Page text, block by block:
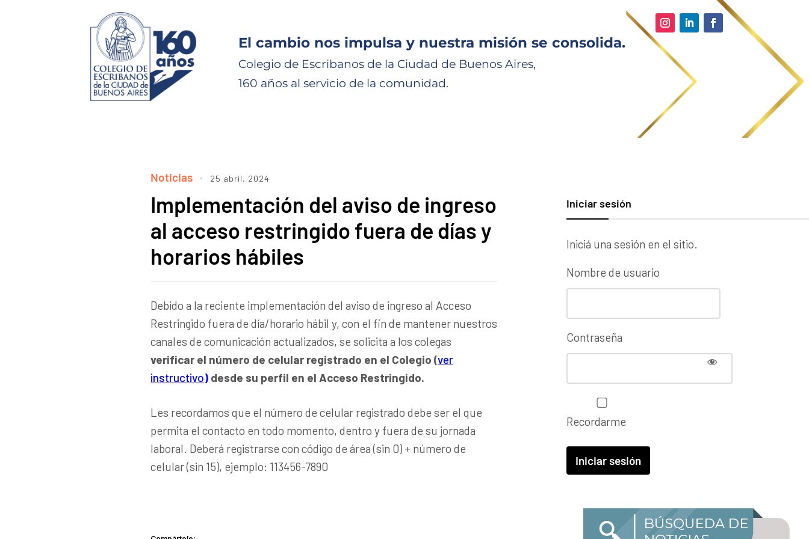
El cambio nos impulsa y nuestra misión se consolida.
Colegio de Escribanos de la Ciudad de Buenos Aires,
160 años al servicio de la comunidad.
Noticias 25 abril, 2024
Implementación del aviso de ingreso
al acceso restringido fuera de días y
horarios hábiles
Debido a la reciente implementación del aviso de ingreso al Acceso
Restringido fuera de día/horario hábil y, con el fin de mantener nuestros
canales de comunicación actualizados, se solicita a los colegas
verificar el número de celular registrado en el Colegio (ver
instructivo) desde su perfil en el Acceso Restringido.
Les recordamos que el número de celular registrado debe ser el que
permita el contacto en todo momento, dentro y fuera de su jornada
laboral. Deberá registrarse con código de área (sin 0) + número de
celular (sin 15), ejemplo: 113456-7890
Iniciar sesión
Iniciá una sesión en el sitio.
Nombre de usuario
Contraseña
Recordarme